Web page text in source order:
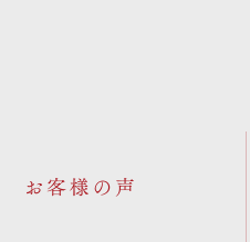
お客様の声